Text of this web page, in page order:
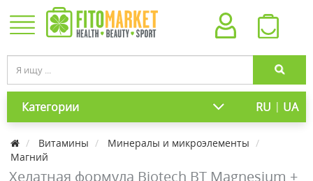
Категории RU | UA
Витамины
Минералы и микроэлементы
Магний
Хелатная формула Biotech BT Magnesium +